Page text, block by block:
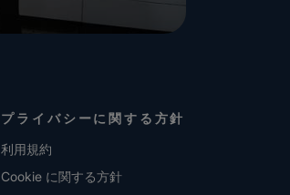
プライバシーに関する方針
利用規約
Cookie に関する方針